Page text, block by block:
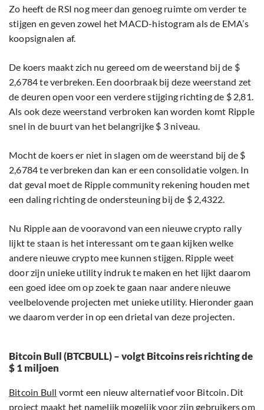
Zo heeft de RSI nog meer dan genoeg ruimte om verder te
stijgen en geven zowel het MACD-histogram als de EMA’s
koopsignalen af.
De koers maakt zich nu gereed om de weerstand bij de $
2,6784 te verbreken. Een doorbraak bij deze weerstand zet
de deuren open voor een verdere stijging richting de $ 2,81.
Als ook deze weerstand verbroken kan worden komt Ripple
snel in de buurt van het belangrijke $ 3 niveau.
Mocht de koers er niet in slagen om de weerstand bij de $
2,6784 te verbreken dan kan er een consolidatie volgen. In
dat geval moet de Ripple community rekening houden met
een daling richting de ondersteuning bij de $ 2,4322.
Nu Ripple aan de vooravond van een nieuwe crypto rally
lijkt te staan is het interessant om te gaan kijken welke
andere nieuwe crypto mee kunnen stijgen. Ripple weet
door zijn unieke utility indruk te maken en het lijkt daarom
een goed idee om op zoek te gaan naar andere nieuwe
veelbelovende projecten met unieke utility. Hieronder gaan
we daarom verder in op een drietal van deze projecten.
Bitcoin Bull (BTCBULL) – volgt Bitcoins reis richting de
$ 1 miljoen
Bitcoin Bull vormt een nieuw alternatief voor Bitcoin. Dit
project maakt het namelijk mogelijk voor zijn gebruikers om